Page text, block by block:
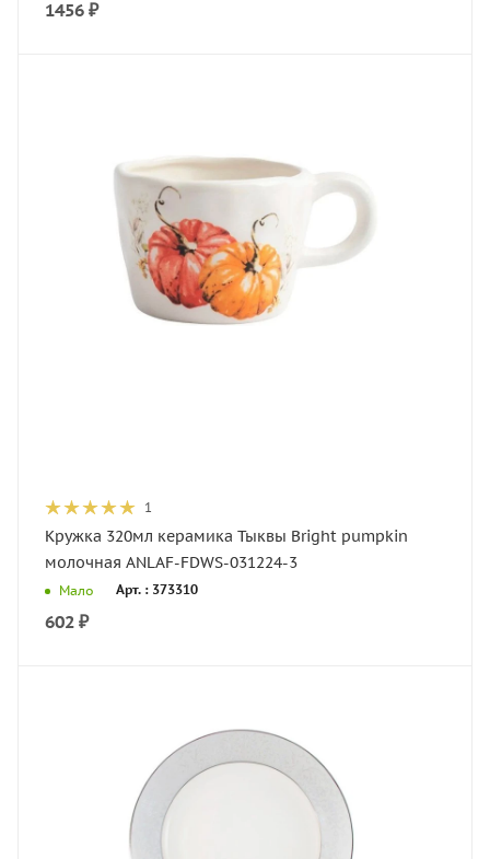
1456 ₽
1
Кружка 320мл керамика Тыквы Bright pumpkin
молочная ANLAF-FDWS-031224-3
Мало Арт. : 373310
602 ₽